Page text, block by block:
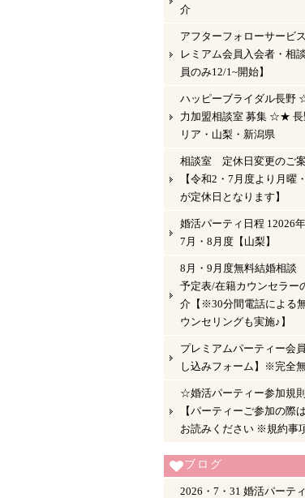
介
アフターフォローサービ
レミアム会員入会者・相
員のみ12/1~開始】
ハッピーブライダル長
力加盟相談室 募集 ☆★ 長
リア・山梨・新潟県
相談室 定休日変更のご案
【令和2・7月度より月曜
が定休日となります】
婚活パーティ日程 12026年
7月・8月度【山梨】
8月・9月度無料結婚相
予定表/在籍カウンセラー
介【※30分間電話による
ウンセリングも実施♪】
プレミアムパーティー会
し込みフォーム】※完全
☆婚活パーティー参加規
【パーティーご参加の際
お読みください ※規約事
ブログ
2026・7・31 婚活パーテ